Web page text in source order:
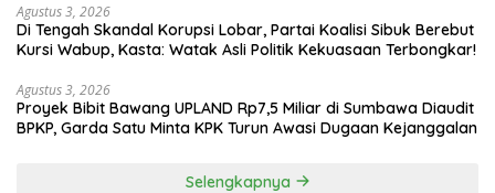
Agustus 3, 2026
Di Tengah Skandal Korupsi Lobar, Partai Koalisi Sibuk Berebut
Kursi Wabup, Kasta: Watak Asli Politik Kekuasaan Terbongkar!
Agustus 3, 2026
Proyek Bibit Bawang UPLAND Rp7,5 Miliar di Sumbawa Diaudit
BPKP, Garda Satu Minta KPK Turun Awasi Dugaan Kejanggalan
Selengkapnya